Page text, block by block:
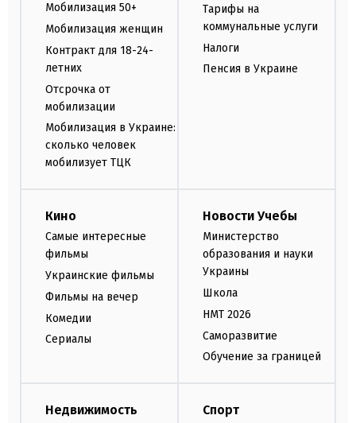
Мобилизация 50+
Мобилизация женщин
Контракт для 18-24-
летних
Отсрочка от
мобилизации
Мобилизация в Украине:
сколько человек
мобилизует ТЦК
Тарифы на
коммунальные услуги
Налоги
Пенсия в Украине
Кино
Самые интересные
фильмы
Украинские фильмы
Фильмы на вечер
Комедии
Сериалы
Новости Учебы
Министерство
образования и науки
Украины
Школа
НМТ 2026
Саморазвитие
Обучение за границей
Недвижимость Спорт